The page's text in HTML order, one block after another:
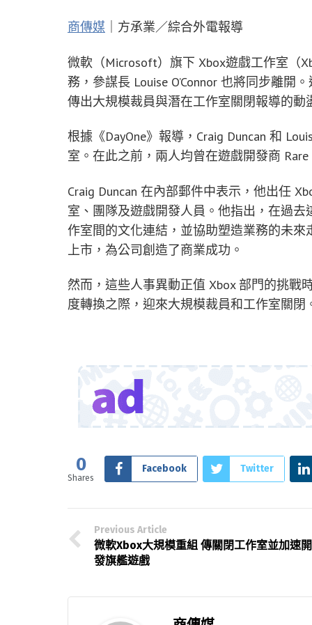
商傳媒 ｜方承業／綜合外電報導
微軟（Microsoft）旗下 Xbox遊戲工作室（
務，參謀長 Louise O’Connor 也將同步離開
傳出大規模裁員與潛在工作室關閉報導的動
根據《DayOne》報導，Craig Duncan 和
室。在此之前，兩人均曾在遊戲開發商
Craig Duncan 在內部郵件中表示，他出任
室、團隊及遊戲開發人員。他指出，在過
作室間的文化連結，並協助塑造業務的未
上市，為公司創造了商業成功。
然而，這些人事異動正值 Xbox 部門的挑戰
度轉換之際，迎來大規模裁員和工作室關閉
0
Shares
Facebook Twitter
Previous Article
微軟Xbox大規模重組 傳關閉工作室並加速開
發旗艦遊戲